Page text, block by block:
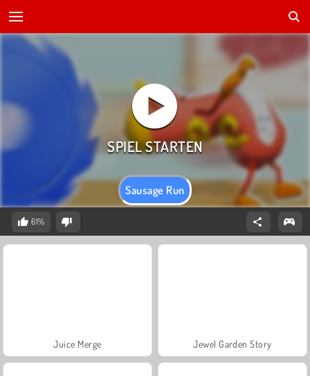
Sausage Run
61%
Juice Merge Jewel Garden Story